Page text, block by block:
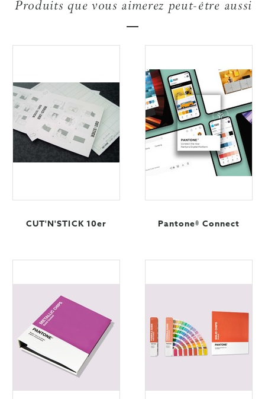
Produits que vous aimerez peut-être aussi
CUT'N'STICK 10er Pantone® Connect